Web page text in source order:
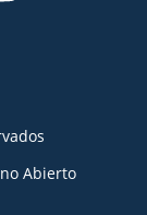
Abierto